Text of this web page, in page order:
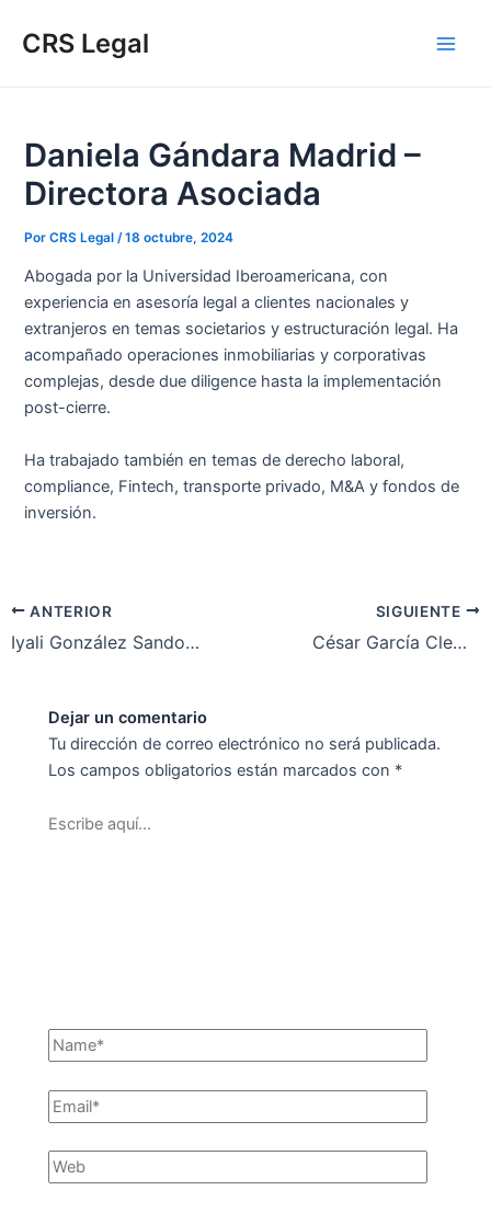
CRS Legal
Daniela Gándara Madrid –
Directora Asociada
PorCRS Legal /18 octubre, 2024
Abogada por la Universidad Iberoamericana, con
experiencia en asesoría legal a clientes nacionales y
extranjeros en temas societarios y estructuración legal. Ha
acompañado operaciones inmobiliarias y corporativas
complejas, desde due diligence hasta la implementación
post-cierre.
Ha trabajado también en temas de derecho laboral,
compliance, Fintech, transporte privado, M&A y fondos de
inversión.
de
ANTERIOR
Iyali González Sandoval – Directora Financiera
SIGUIENTE
César García Clemente – Director Asociado
Dejar un comentario
Tu dirección de correo electrónico no será publicada.
Los campos obligatorios están marcados con *
aquí...